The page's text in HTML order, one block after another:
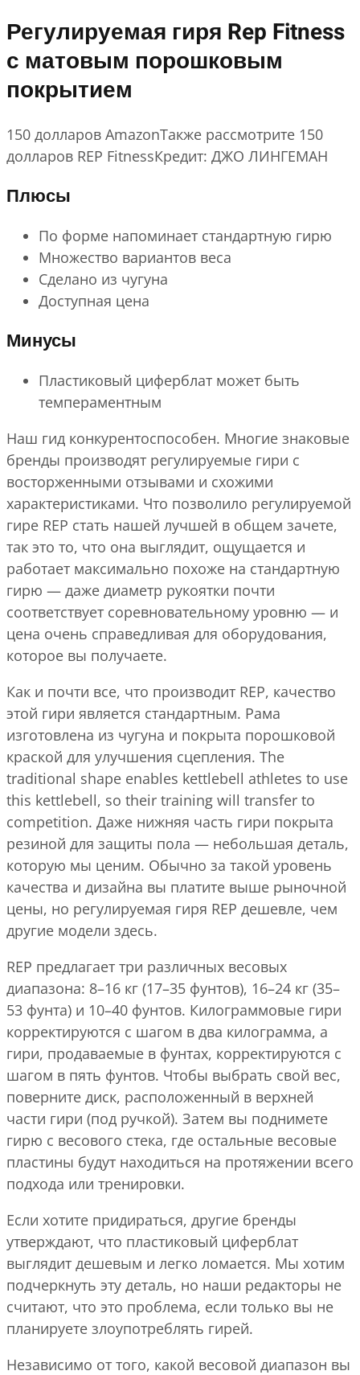
Регулируемая гиря Rep Fitness
с матовым порошковым
покрытием
150 долларов AmazonТакже рассмотрите 150
долларов REP FitnessКредит: ДЖО ЛИНГЕМАН
Плюсы
По форме напоминает стандартную гирю
Множество вариантов веса
Сделано из чугуна
Доступная цена
Минусы
Пластиковый циферблат может быть
темпераментным
Наш гид конкурентоспособен. Многие знаковые
бренды производят регулируемые гири с
восторженными отзывами и схожими
характеристиками. Что позволило регулируемой
гире REP стать нашей лучшей в общем зачете,
так это то, что она выглядит, ощущается и
работает максимально похоже на стандартную
гирю — даже диаметр рукоятки почти
соответствует соревновательному уровню — и
цена очень справедливая для оборудования,
которое вы получаете.
Как и почти все, что производит REP, качество
этой гири является стандартным. Рама
изготовлена из чугуна и покрыта порошковой
краской для улучшения сцепления. The
traditional shape enables kettlebell athletes to use
this kettlebell, so their training will transfer to
competition. Даже нижняя часть гири покрыта
резиной для защиты пола — небольшая деталь,
которую мы ценим. Обычно за такой уровень
качества и дизайна вы платите выше рыночной
цены, но регулируемая гиря REP дешевле, чем
другие модели здесь.
REP предлагает три различных весовых
диапазона: 8–16 кг (17–35 фунтов), 16–24 кг (35–
53 фунта) и 10–40 фунтов. Килограммовые гири
корректируются с шагом в два килограмма, а
гири, продаваемые в фунтах, корректируются с
шагом в пять фунтов. Чтобы выбрать свой вес,
поверните диск, расположенный в верхней
части гири (под ручкой). Затем вы поднимете
гирю с весового стека, где остальные весовые
пластины будут находиться на протяжении всего
подхода или тренировки.
Если хотите придираться, другие бренды
утверждают, что пластиковый циферблат
выглядит дешевым и легко ломается. Мы хотим
подчеркнуть эту деталь, но наши редакторы не
считают, что это проблема, если только вы не
планируете злоупотреблять гирей.
Независимо от того, какой весовой диапазон вы